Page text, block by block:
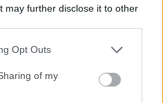
may further disclose it to other
Opt Outs
of my
para visualizar múltiples
por lotes para
de fotos como re...